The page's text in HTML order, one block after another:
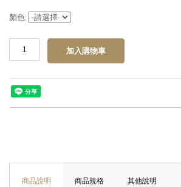
顏色:
商品說明 商品規格 其他說明